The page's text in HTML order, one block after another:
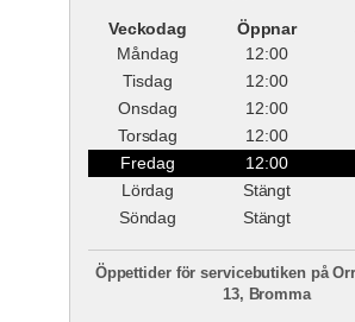
Veckodag Öppnar
Måndag
12:00
Tisdag
12:00
Onsdag
12:00
Torsdag
12:00
Fredag
12:00
Lördag
Stängt
Söndag
Stängt
Öppettider för servicebutiken på
13, Bromma